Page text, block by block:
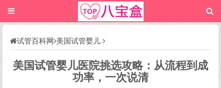
试管百科网 美国试管婴儿
美国试管婴儿医院挑选攻略：从流程到成
功率，一次说清